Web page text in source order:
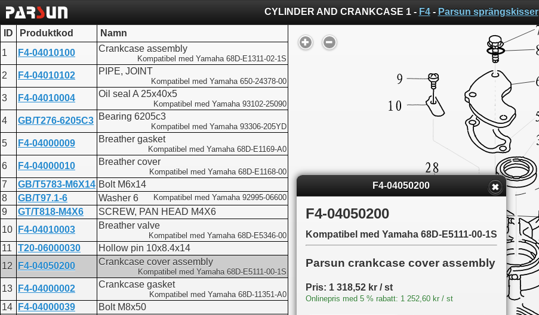
CYLINDER AND CRANKCASE 1 - F4- Parsun sprängskisser
ID Produktkod
Namn
1
F4-04010100 Crankcase assembly
Kompatibel med Yamaha 68D-E1311-02-1S
2 F4-04010102 PIPE, JOINT
Kompatibel med Yamaha 650-24378-00
3 F4-04010004 Oil seal A 25x40x5
Kompatibel med Yamaha 93102-25090
4 GB/T276-6205C3 Bearing 6205c3
Kompatibel med Yamaha 93306-205YD
5 F4-04000009 Breather gasket
Kompatibel med Yamaha 68D-E1169-A0
6 F4-04000010 Breather cover
Kompatibel med Yamaha 68D-E1168-00
7 GB/T5783-M6X14 Bolt M6x14
8
GB/T97.1-6 Washer 6 Kompatibel med Yamaha 92995-06600
9 GT/T818-M4X6
SCREW, PAN HEAD M4X6
10
F4-04010003 Breather valve
Kompatibel med Yamaha 68D-E5346-00
11 T20-06000030
Hollow pin 10x8.4x14
12
F4-04050200 Crankcase cover assembly
Kompatibel med Yamaha 68D-E5111-00-1S
13 F4-04000002 Crankcase gasket
Kompatibel med Yamaha 68D-11351-A0
14 F4-04000039
Bolt M8x50
F4-04050200
F4-04050200
Kompatibel med Yamaha 68D-E5111-00-1S
Parsun crankcase cover assembly
Pris: 1 318,52 kr / st
Onlinepris med 5 % rabatt: 1 252,60 kr / st